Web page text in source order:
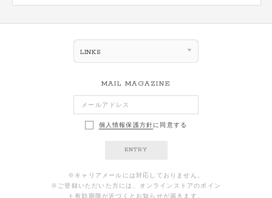
LINKS
MAIL MAGAZINE
個人情報保護方針に同意する
ENTRY
※キャリアメールには対応しておりません。
※ご登録いただいた方には、オンラインストアのポイン
ト有効期限が近づくとお知らせが届きます。